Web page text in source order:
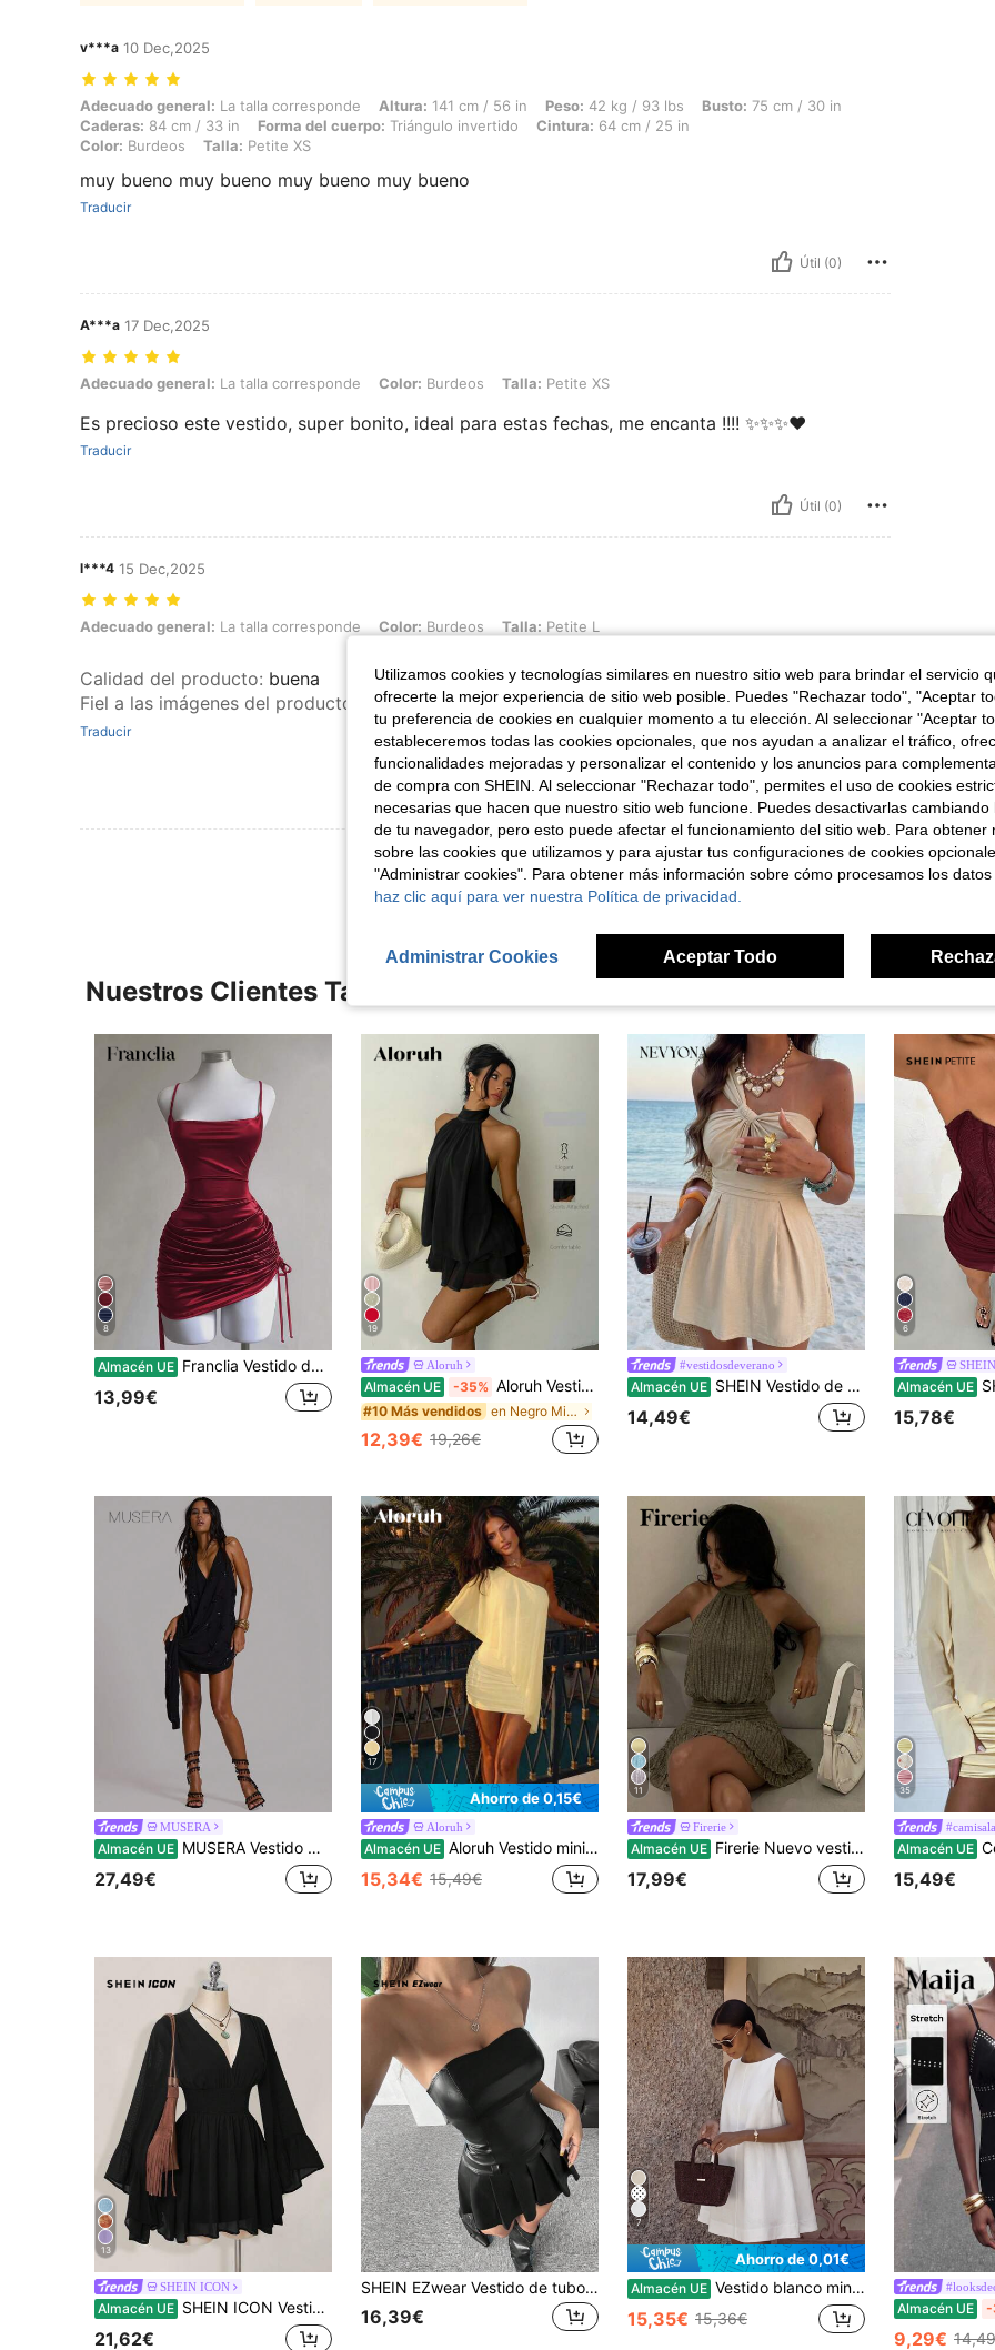
v***a 10 Dec,2025
Adecuado general: La talla corresponde, Altura: 141 cm / 56 in, Peso: 42 kg / 93 lbs, Busto: 75 cm / 30 in, Caderas: 84 cm / 33 in, Forma del cuerpo:
Adecuado general: La talla corresponde Altura: 141 cm / 56 in Peso: 42 kg / 93 lbs Busto: 75 cm / 30 in
Caderas: 84 cm / 33 in Forma del cuerpo: Triángulo invertido Cintura: 64 cm / 25 in
Color: Burdeos Talla: Petite XS
muy bueno muy bueno muy bueno muy bueno
Traducir
Útil (0)
A***a 17 Dec,2025
Adecuado general: La talla corresponde, Color: Burdeos, Talla: Petite XS
Adecuado general: La talla corresponde Color: Burdeos Talla: Petite XS
Es precioso este vestido, super bonito, ideal para estas fechas, me encanta !!!! ✨✨✨❤️
Traducir
Útil (0)
l***4 15 Dec,2025
Adecuado general: La talla corresponde, Color: Burdeos, Talla: Petite L
Adecuado general: La talla corresponde Color: Burdeos Talla: Petite L
Calidad del producto: buena
Fiel a las imágenes del producto
es igual
Traducir
Ver Más Reseñas
Nuestros Clientes También Vieron
8
Almacén UE Franclia Vestido de mujer con tirantes finos, escote pronunciado y decoración fruncida de estilo minimalista
13,99€
19
Aloruh
Almacén UE -35% Aloruh Vestido mini elegante negro de verano con cuello halter y lazo para mujer,vestidos de verano para fiesta,boda,invitada,salida nocturna,cumpleaños,conjuntos para luna de miel y vacaciones en la isla
#10 Más vendidos en Negro Mini vestidos de mujer
12,39€ 19,26€
#vestidosdeverano
Almacén UE SHEIN Vestido de diseñador para mujer para vacaciones y salidas con diseño de busto fruncido, cintura con abertura, un solo tirante, vestido corto línea A, atuendo de vacaciones de verano, vestido para fiesta de festival de música, vestido corto casual para salidas
14,49€
6
Almacén UE
15,78€
MUSERA
Almacén UE MUSERA Vestido mini con escote halter, cuello en V profundo, detalles de drapeado con lentejuelas y ajuste holgado, elegante, lindo y sexy, estilo bohemio, ideal para vacaciones, festivales y fiestas de verano
27,49€
17
Ahorro de 0,15€
Aloruh
Almacén UE Aloruh Vestido mini sin mangas de unicolor para mujer, adecuado para vacaciones en la playa
15,34€ 15,49€
11
Firerie
Almacén UE Firerie Nuevo vestido mini de mujer con cuello halter y espalda descubierta, atuendo de dama de honor para banquete de boda, vestido corto romántico para citas
17,99€
35
Almacén UE
15,49€
13
SHEIN ICON
Almacén UE SHEIN ICON Vestido corto elegante de manga larga con cuello en V y cintura ceñida de unicolor para mujer
21,62€
SHEIN EZwear Vestido de tubo con dobladillo plisado sexy para mujer, verano
16,39€
7
Ahorro de 0,01€
Almacén UE Vestido blanco mini de mujer primavera/verano 2026, nuevo, a lunares, cuello redondo, sin mangas, holgado, corte A, estilo casual elegante para uso diario, vacaciones, salidas, citas, estilo urbano, vestido casual para ir a trabajar, vestido de fiesta, conjunto de vuelta al colegio para mujer
15,35€ 15,36€
Almacén UE -
9,29€
Utilizamos cookies y tecnologías similares en nuestro sitio web para brindar el servicio
ofrecerte la mejor experiencia de sitio web posible. Puedes "Rechazar todo", "Aceptar
tu preferencia de cookies en cualquier momento a tu elección. Al seleccionar "Aceptar
estableceremos todas las cookies opcionales, que nos ayudan a analizar el tráfico,
funcionalidades mejoradas y personalizar el contenido y los anuncios para
de compra con SHEIN. Al seleccionar "Rechazar todo", permites el uso de cookies
necesarias que hacen que nuestro sitio web funcione. Puedes desactivarlas cambiando
de tu navegador, pero esto puede afectar el funcionamiento del sitio web. Para obtener
sobre las cookies que utilizamos y para ajustar tus configuraciones de cookies
"Administrar cookies". Para obtener más información sobre cómo procesamos los datos
haz clic aquí para ver nuestra Política de privacidad.
Administrar Cookies Aceptar Todo